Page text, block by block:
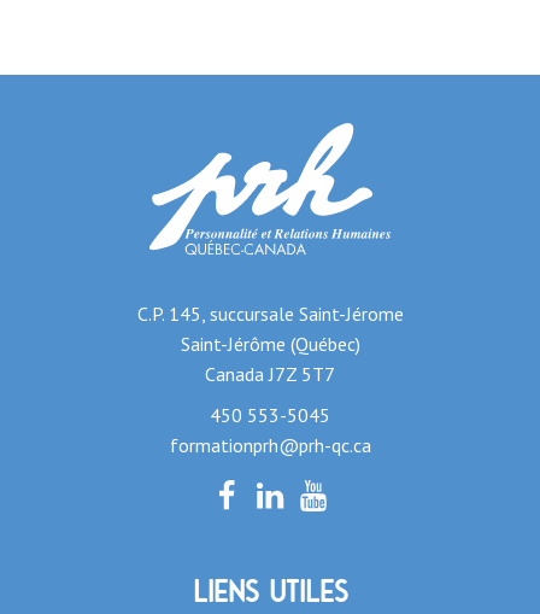
C.P. 145, succursale Saint-Jérome
Saint-Jérôme (Québec)
Canada J7Z 5T7
450 553-5045
formationprh@prh-qc.ca
Liens utiles